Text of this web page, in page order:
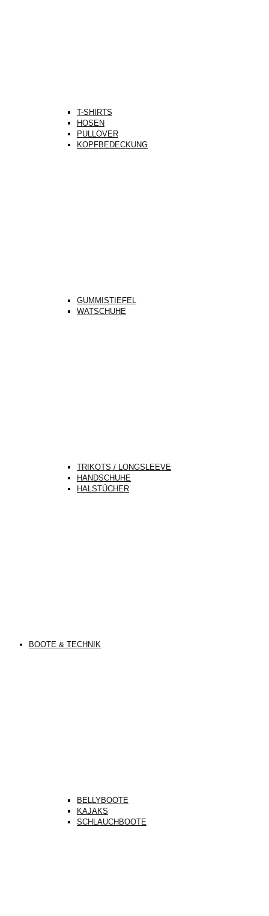
T-SHIRTS
HOSEN
PULLOVER
KOPFBEDECKUNG
GUMMISTIEFEL
WATSCHUHE
TRIKOTS / LONGSLEEVE
HANDSCHUHE
HALSTÜCHER
BOOTE & TECHNIK
BELLYBOOTE
KAJAKS
SCHLAUCHBOOTE